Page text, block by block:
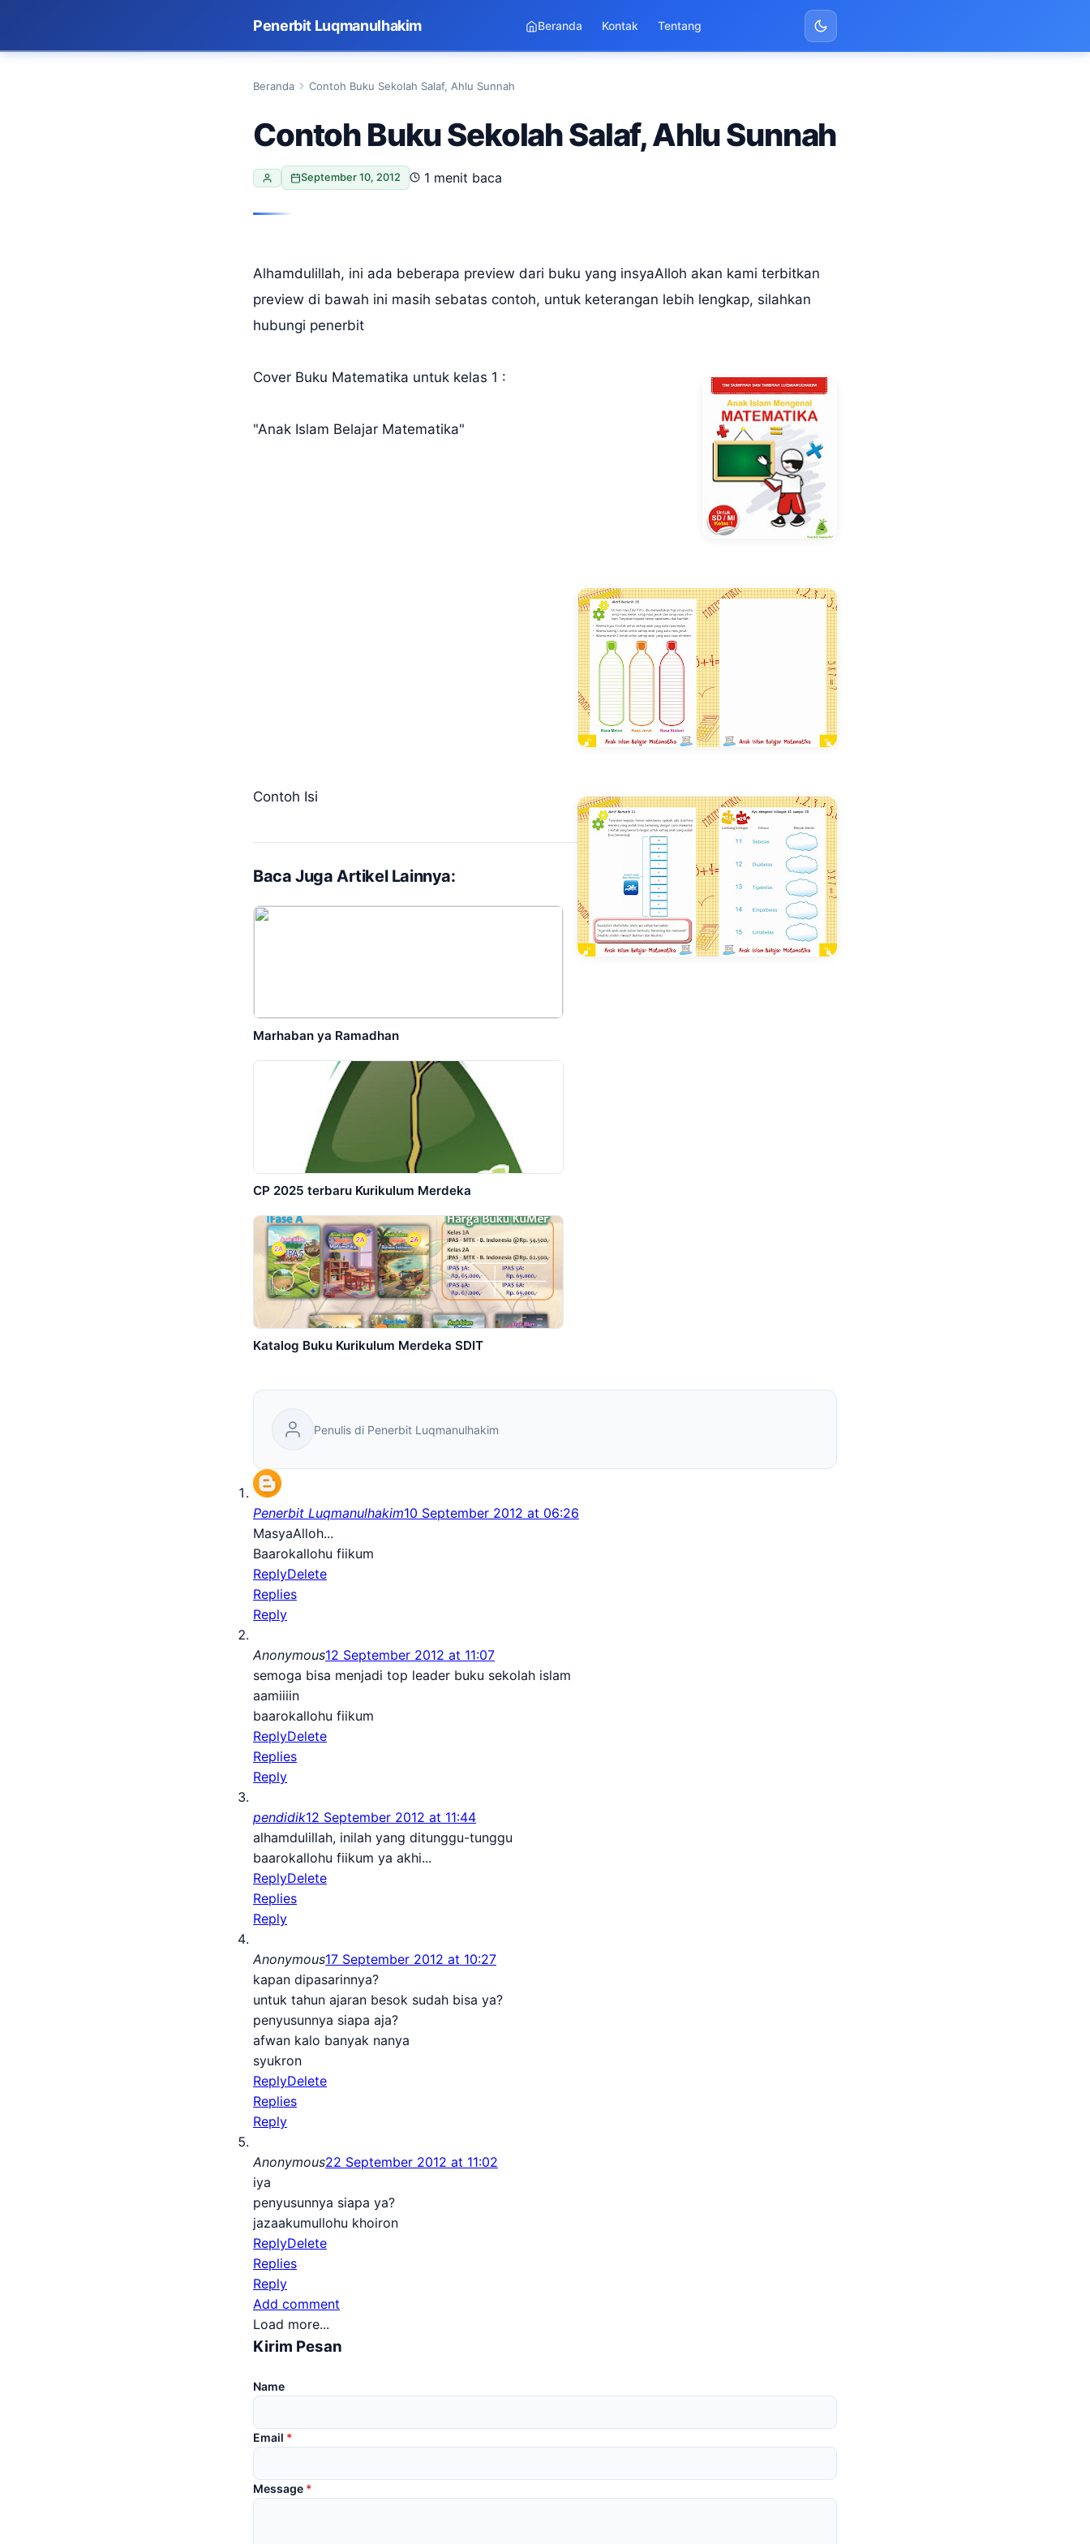
Penerbit Luqmanulhakim Beranda Kontak Tentang
Beranda Contoh Buku Sekolah Salaf, Ahlu Sunnah
Contoh Buku Sekolah Salaf, Ahlu Sunnah
September 10, 2012 1 menit baca
Alhamdulillah, ini ada beberapa preview dari buku yang insyaAlloh akan kami terbitkan
preview di bawah ini masih sebatas contoh, untuk keterangan lebih lengkap, silahkan
hubungi penerbit
Cover Buku Matematika untuk kelas 1 :
"Anak Islam Belajar Matematika"
Contoh Isi
Baca Juga Artikel Lainnya:
Marhaban ya Ramadhan
CP 2025 terbaru Kurikulum Merdeka
Katalog Buku Kurikulum Merdeka SDIT
Penulis di Penerbit Luqmanulhakim
Penerbit Luqmanulhakim10 September 2012 at 06:26
MasyaAlloh...
Baarokallohu fiikum
ReplyDelete
Replies
Reply
Anonymous12 September 2012 at 11:07
semoga bisa menjadi top leader buku sekolah islam
aamiiiin
baarokallohu fiikum
ReplyDelete
Replies
Reply
pendidik12 September 2012 at 11:44
alhamdulillah, inilah yang ditunggu-tunggu
baarokallohu fiikum ya akhi...
ReplyDelete
Replies
Reply
Anonymous17 September 2012 at 10:27
kapan dipasarinnya?
untuk tahun ajaran besok sudah bisa ya?
penyusunnya siapa aja?
afwan kalo banyak nanya
syukron
ReplyDelete
Replies
Reply
Anonymous22 September 2012 at 11:02
iya
penyusunnya siapa ya?
jazaakumullohu khoiron
ReplyDelete
Replies
Reply
Add comment
Load more...
Kirim Pesan
Name
Email *
Message *